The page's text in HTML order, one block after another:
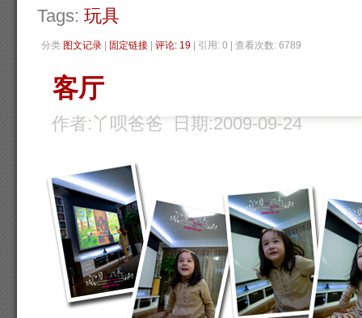
Tags: 玩具
分类:图文记录 固定链接 评论: 19 | 引用: 0 | 查看次数: 6789
客厅
作者:丫呗爸爸 日期:2009-09-24